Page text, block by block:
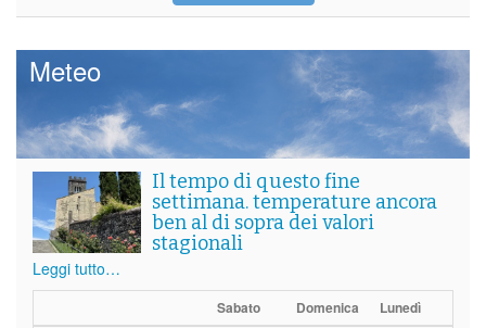
Meteo
Il tempo di questo fine
settimana. temperature ancora
ben al di sopra dei valori
stagionali
Leggi tutto…
Sabato Domenica Lunedì